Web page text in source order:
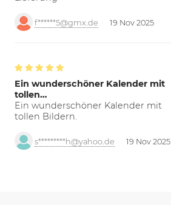
f******5@gmx.de 19 Nov 2025
Ein wunderschöner Kalender mit
tollen…
Ein wunderschöner Kalender mit
tollen Bildern.
s*********h@yahoo.de 19 Nov 2025